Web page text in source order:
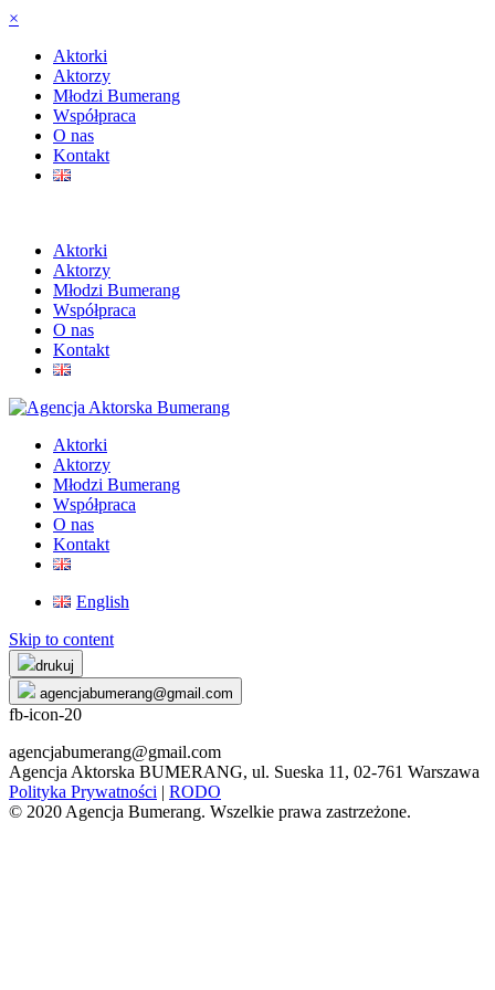
×
Aktorki
Aktorzy
Młodzi Bumerang
Współpraca
O nas
Kontakt
Aktorki
Aktorzy
Młodzi Bumerang
Współpraca
O nas
Kontakt
Aktorki
Aktorzy
Młodzi Bumerang
Współpraca
O nas
Kontakt
English
Skip to content
drukuj
agencjabumerang@gmail.com
fb-icon-20
agencjabumerang@gmail.com
Agencja Aktorska BUMERANG, ul. Sueska 11, 02-761 Warszawa
Polityka Prywatności | RODO
© 2020 Agencja Bumerang. Wszelkie prawa zastrzeżone.